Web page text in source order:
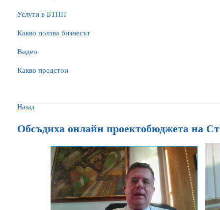
Услуги в БТПП
Какво ползва бизнесът
Видео
Какво предстои
Назад
Обсъдиха онлайн проектобюджета на